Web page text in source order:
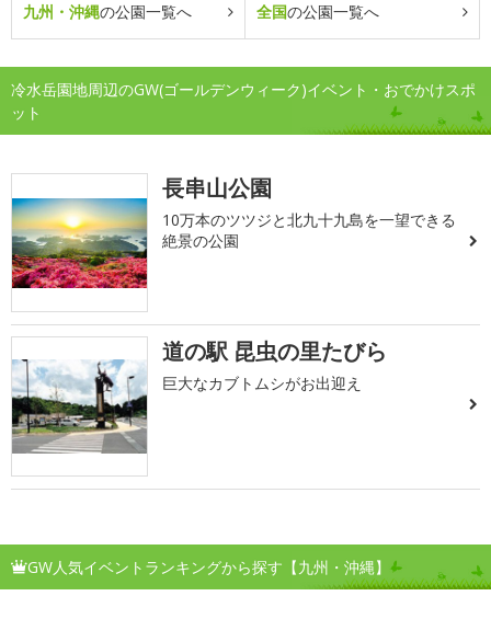
九州・沖縄の公園一覧へ 全国の公園一覧へ
冷水岳園地周辺のGW(ゴールデンウィーク)イベント・おでかけスポ
ット
長串山公園
10万本のツツジと北九十九島を一望できる
絶景の公園
道の駅 昆虫の里たびら
巨大なカブトムシがお出迎え
GW人気イベントランキングから探す【九州・沖縄】